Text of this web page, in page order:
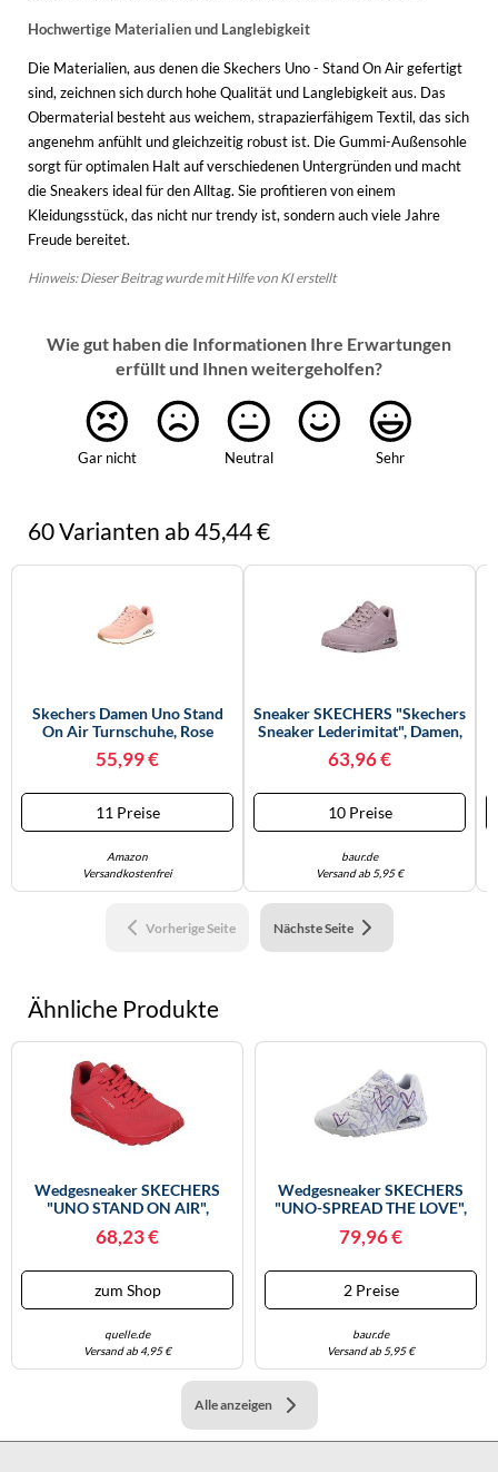
Hochwertige Materialien und Langlebigkeit
Die Materialien, aus denen die Skechers Uno - Stand On Air gefertigt
sind, zeichnen sich durch hohe Qualität und Langlebigkeit aus. Das
Obermaterial besteht aus weichem, strapazierfähigem Textil, das sich
angenehm anfühlt und gleichzeitig robust ist. Die Gummi-Außensohle
sorgt für optimalen Halt auf verschiedenen Untergründen und macht
die Sneakers ideal für den Alltag. Sie profitieren von einem
Kleidungsstück, das nicht nur trendy ist, sondern auch viele Jahre
Freude bereitet.
Hinweis: Dieser Beitrag wurde mit Hilfe von KI erstellt
Wie gut haben die Informationen Ihre Erwartungen
erfüllt und Ihnen weitergeholfen?
Gar nicht Neutral Sehr
60 Varianten ab 45,44 €
Skechers Damen Uno Stand
On Air Turnschuhe, Rose
Durabuck/ Mesh, 40 EU
55,99 €
11 Preise
Amazon
Versandkostenfrei
Sneaker SKECHERS "Skechers
Sneaker Lederimitat", Damen,
Gr. 37, Rosa (grau),
Lederimitat, Schuhe Sneaker
63,96 €
10 Preise
baur.de
Versand ab 5,95 €
Vorherige Seite Nächste Seite
Ähnliche Produkte
Wedgesneaker SKECHERS
"UNO STAND ON AIR",
Lederimitat, Schuhe
Weich Gepolsterte Innensohle,
Topseller (16160147-41)
68,23 €
zum Shop
quelle.de
Versand ab 4,95 €
Wedgesneaker SKECHERS
"UNO-SPREAD THE LOVE",
Lila), Lederimitat,
Halbschuh, Schnürschuh Mit
Coolem Graffiti-Print
(45381813-3
79,96 €
2 Preise
baur.de
Versand ab 5,95 €
Alle anzeigen